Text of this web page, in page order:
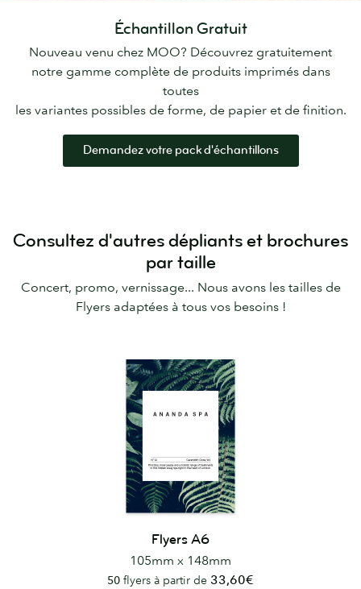
Échantillon Gratuit
Nouveau venu chez MOO? Découvrez gratuitement
notre gamme complète de produits imprimés dans
toutes
les variantes possibles de forme, de papier et de finition.
Demandez votre pack d'échantillons
Consultez d'autres dépliants et brochures
par taille
Concert, promo, vernissage... Nous avons les tailles de
Flyers adaptées à tous vos besoins !
Flyers A6
105mm x 148mm
50 flyers à partir de 33,60€